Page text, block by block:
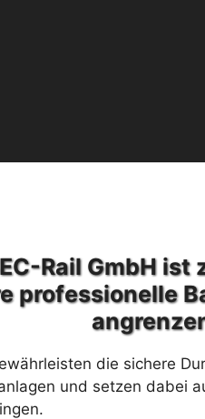
Rail GmbH
professionelle
die sichere
und setzen dabei